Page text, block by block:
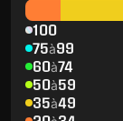
100
75à99
60à74
50à59
35à49